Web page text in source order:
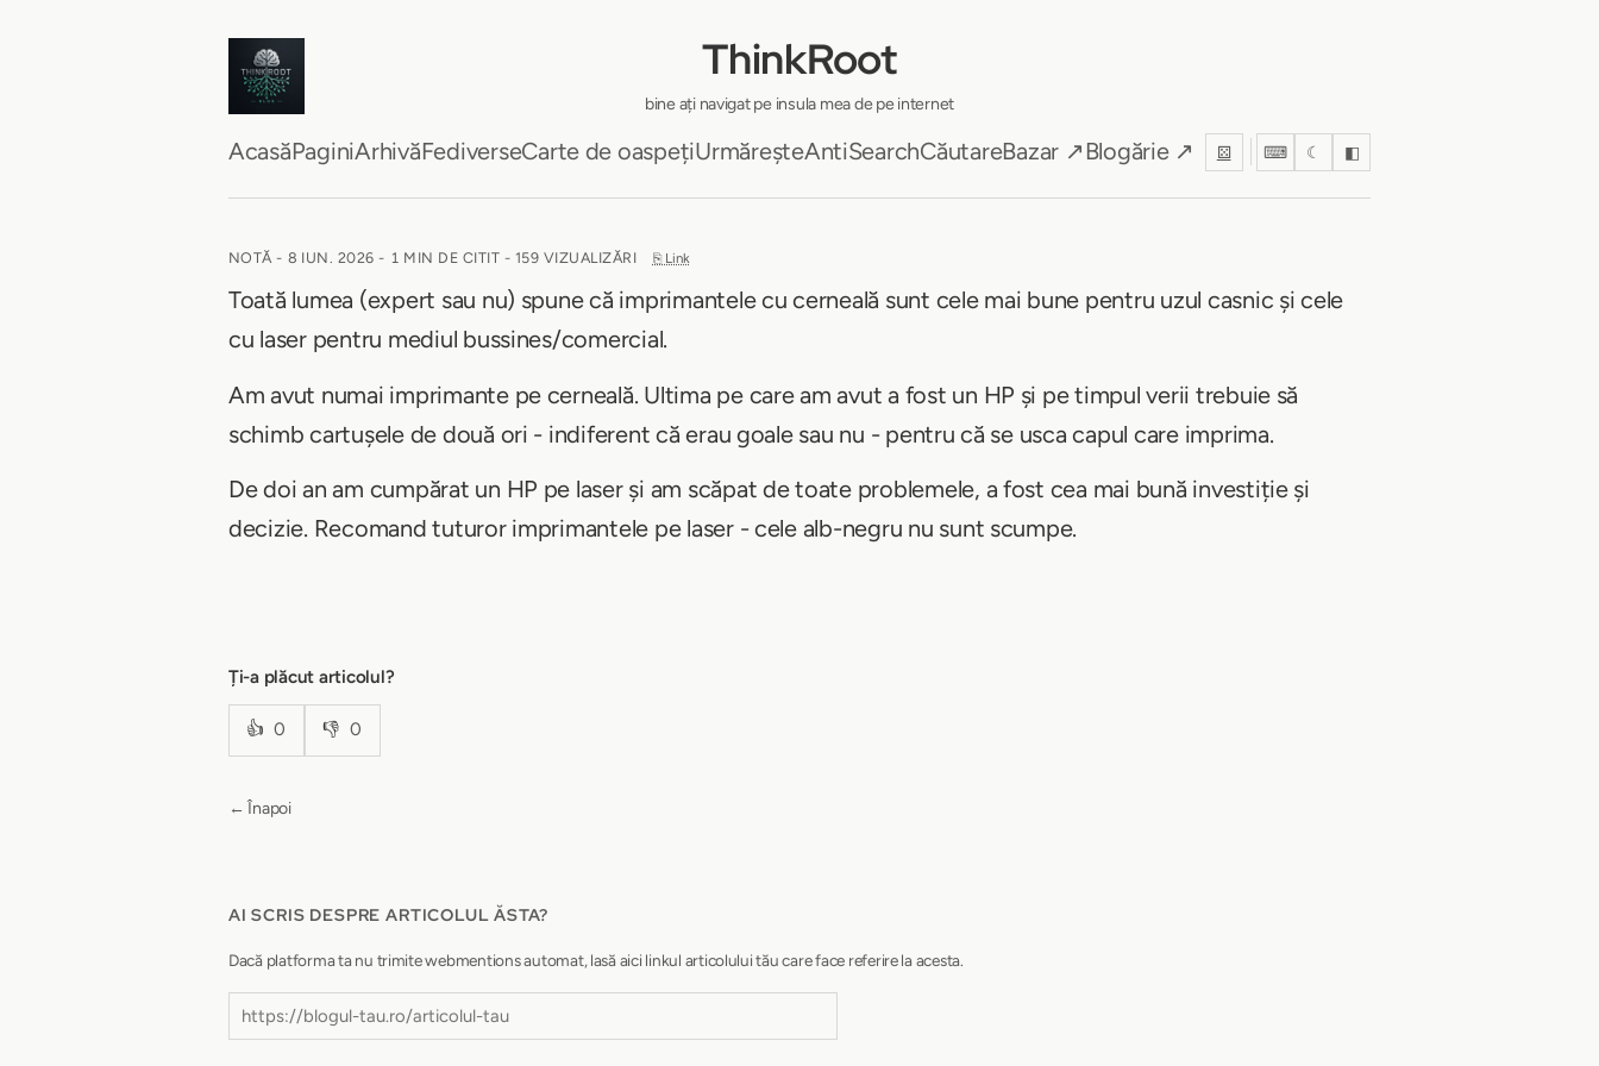
ThinkRoot
bine ați navigat pe insula mea de pe internet
AcasăPaginiArhivăFediverseCarte de oaspețiUrmăreșteAntiSearchCăutareBazar ↗ Blogărie ↗ ⚄ ⌨ ☾ ◧
NOTĂ - 8 IUN. 2026 - 1 MIN DE CITIT - 159 VIZUALIZĂRI ⎘ Link
Toată lumea (expert sau nu) spune că imprimantele cu cerneală sunt cele mai bune pentru uzul casnic și cele
cu laser pentru mediul bussines/comercial.
Am avut numai imprimante pe cerneală. Ultima pe care am avut a fost un HP și pe timpul verii trebuie să
schimb cartușele de două ori - indiferent că erau goale sau nu - pentru că se usca capul care imprima.
De doi an am cumpărat un HP pe laser și am scăpat de toate problemele, a fost cea mai bună investiție și
decizie. Recomand tuturor imprimantele pe laser - cele alb-negru nu sunt scumpe.
Ți-a plăcut articolul?
👍 0 👎 0
← Înapoi
AI SCRIS DESPRE ARTICOLUL ĂSTA?
Dacă platforma ta nu trimite webmentions automat, lasă aici linkul articolului tău care face referire la acesta.